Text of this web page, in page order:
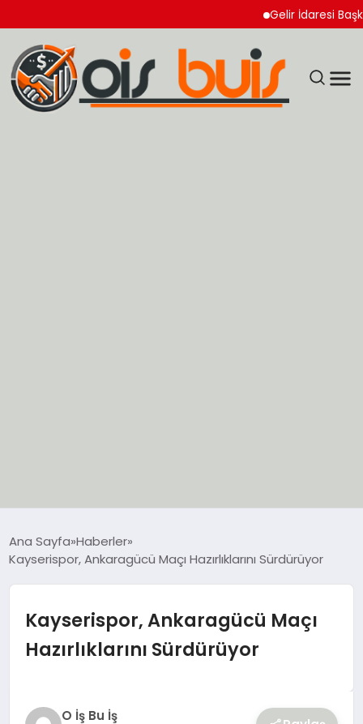
Gelir İdaresi
EKONOMİ
GÜNCEL
SIYASET
Ana Sayfa Haberler
Kayserispor, Ankaragücü Maçı Hazırlıklarını Sürdürüyor
Kayserispor, Ankaragücü Maçı
Hazırlıklarını Sürdürüyor
O İş Bu İş